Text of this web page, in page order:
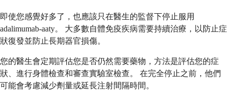
即使您感覺好多了，也應該只在醫生的監督下停止服用
adalimumab-aaty。 大多數自體免疫疾病需要持續治療，以防止症
狀復發並防止長期器官損傷。
您的醫生會定期評估您是否仍然需要藥物，方法是評估您的症
狀、進行身體檢查和審查實驗室檢查。 在完全停止之前，他們
可能會考慮減少劑量或延長注射間隔時間。